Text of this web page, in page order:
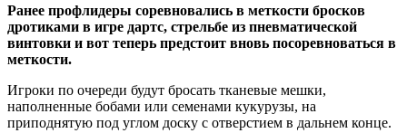
Ранее профлидеры соревновались в меткости бросков
дротиками в игре дартс, стрельбе из пневматической
винтовки и вот теперь предстоит вновь посоревноваться в
меткости.
Игроки по очереди будут бросать тканевые мешки,
наполненные бобами или семенами кукурузы, на
приподнятую под углом доску с отверстием в дальнем конце.